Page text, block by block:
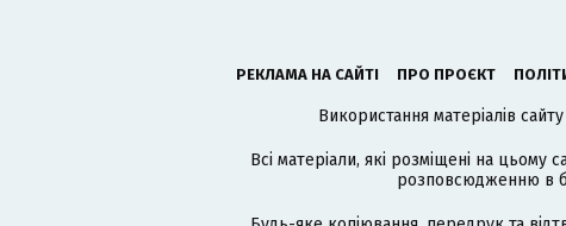
РЕКЛАМА НА САЙТІ ПРО ПРОЄКТ
Використання матеріалів
Всі матеріали, які розміщені на цьому
розповсюдженню в